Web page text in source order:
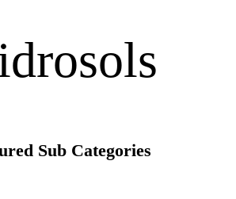
Sub Categories